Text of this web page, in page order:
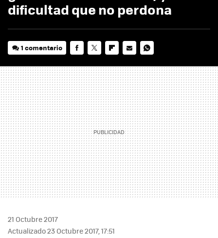
dificultad que no perdona
1 comentario
MAIL
21 Octubre 2017
Actualizado 23 Octubre 2017, 17:51